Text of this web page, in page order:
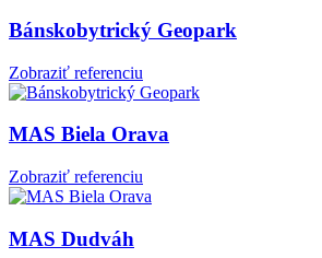
Bánskobytrický Geopark
Zobraziť referenciu
MAS Biela Orava
Zobraziť referenciu
MAS Dudváh